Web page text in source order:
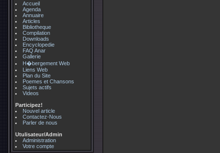
Accueil
Agenda
Annuaire
Articles
Bibliotheque
Compilation
Downloads
Encyclopedie
FAQ Anar
Gallerie
H�bergement Web
Liens Web
Plan du Site
Poemes et Chansons
Sujets actifs
Videos
Participez!
Nouvel article
Contactez-Nous
Parler de nous
Utulisateur/Admin
Administration
Votre compte